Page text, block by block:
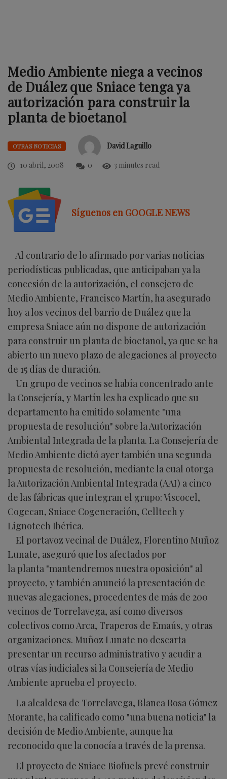
Medio Ambiente niega a vecinos
de Duález que Sniace tenga ya
autorización para construir la
planta de bioetanol
OTRAS NOTICIAS
David Laguillo
10 abril, 2008
0 3 minutes read
Síguenos en GOOGLE NEWS
Al contrario de lo afirmado por varias noticias
periodísticas publicadas, que anticipaban ya la
concesión de la autorización, el consejero de
Medio Ambiente, Francisco Martín, ha asegurado
hoy a los vecinos del barrio de Duález que la
empresa Sniace aún no dispone de autorización
para construir un planta de bioetanol, ya que se ha
abierto un nuevo plazo de alegaciones al proyecto
de 15 días de duración.
Un grupo de vecinos se había concentrado ante
la Consejería, y Martín les ha explicado que su
departamento ha emitido solamente "una
propuesta de resolución" sobre la Autorización
Ambiental Integrada de la planta. La Consejería de
Medio Ambiente dictó ayer también una segunda
propuesta de resolución, mediante la cual otorga
la Autorización Ambiental Integrada (AAI) a cinco
de las fábricas que integran el grupo: Viscocel,
Cogecan, Sniace Cogeneración, Celltech y
Lignotech Ibérica.
El portavoz vecinal de Duález, Florentino Muñoz
Lunate, aseguró que los afectados por
la planta "mantendremos nuestra oposición" al
proyecto, y también anunció la presentación de
nuevas alegaciones, procedentes de más de 200
vecinos de Torrelavega, así como diversos
colectivos como Arca, Traperos de Emaús, y otras
organizaciones. Muñoz Lunate no descarta
presentar un recurso administrativo y acudir a
otras vías judiciales si la Consejería de Medio
Ambiente aprueba el proyecto.
La alcaldesa de Torrelavega, Blanca Rosa Gómez
Morante, ha calificado como "una buena noticia" la
decisión de Medio Ambiente, aunque ha
reconocido que la conocía a través de la prensa.
El proyecto de Sniace Biofuels prevé construir